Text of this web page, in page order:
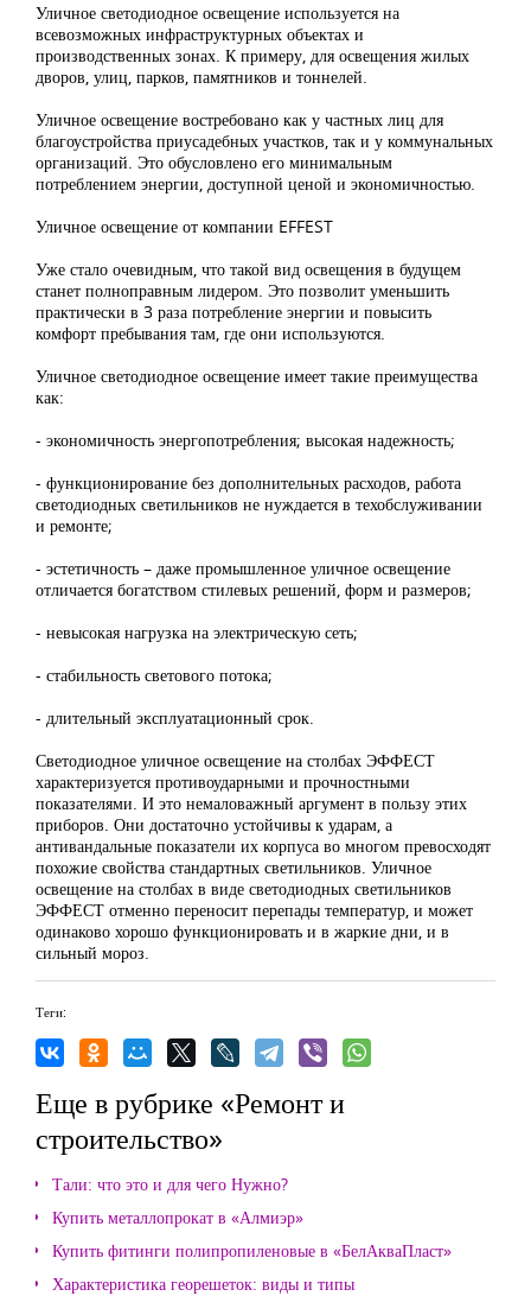
Уличное светодиодное освещение используется на
всевозможных инфраструктурных объектах и
производственных зонах. К примеру, для освещения жилых
дворов, улиц, парков, памятников и тоннелей.
Уличное освещение востребовано как у частных лиц для
благоустройства приусадебных участков, так и у коммунальных
организаций. Это обусловлено его минимальным
потреблением энергии, доступной ценой и экономичностью.
Уличное освещение от компании EFFEST
Уже стало очевидным, что такой вид освещения в будущем
станет полноправным лидером. Это позволит уменьшить
практически в 3 раза потребление энергии и повысить
комфорт пребывания там, где они используются.
Уличное светодиодное освещение имеет такие преимущества
как:
- экономичность энергопотребления; высокая надежность;
- функционирование без дополнительных расходов, работа
светодиодных светильников не нуждается в техобслуживании
и ремонте;
- эстетичность – даже промышленное уличное освещение
отличается богатством стилевых решений, форм и размеров;
- невысокая нагрузка на электрическую сеть;
- стабильность светового потока;
- длительный эксплуатационный срок.
Светодиодное уличное освещение на столбах ЭФФЕСТ
характеризуется противоударными и прочностными
показателями. И это немаловажный аргумент в пользу этих
приборов. Они достаточно устойчивы к ударам, а
антивандальные показатели их корпуса во многом превосходят
похожие свойства стандартных светильников. Уличное
освещение на столбах в виде светодиодных светильников
ЭФФЕСТ отменно переносит перепады температур, и может
одинаково хорошо функционировать и в жаркие дни, и в
сильный мороз.
Теги:
Еще в рубрике «Ремонт и
строительство»
Тали: что это и для чего Нужно?
Купить металлопрокат в «Алмиэр»
Купить фитинги полипропиленовые в «БелАкваПласт»
Характеристика георешеток: виды и типы